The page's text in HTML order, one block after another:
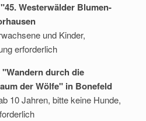
Westerwälder Blumen-
und Kinder,
erforderlich
"Wandern durch die
der Wölfe" in Bonefeld
10 Jahren, bitte keine Hunde,